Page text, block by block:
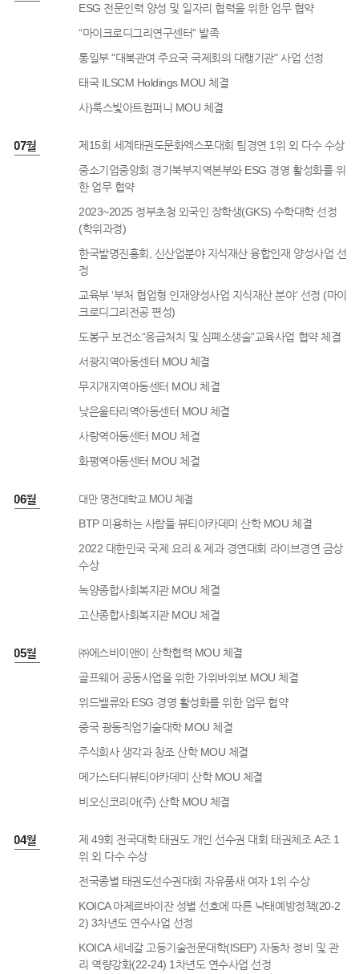
ESG 전문인력 양성 및 일자리 협력을 위한 업무 협약
“마이크로디그리연구센터” 발족
통일부 "대북관여 주요국 국제회의 대행기관" 사업 선정
태국 ILSCM Holdings MOU 체결
사)룩스빛아트컴퍼니 MOU 체결
07월
제15회 세계태권도문화엑스포대회 팀경연 1위 외 다수 수상
중소기업중앙회 경기북부지역본부와 ESG 경영 활성화를 위
한 업무 협약
2023~2025 정부초청 외국인 장학생(GKS) 수학대학 선정
(학위과정)
한국발명진흥회, 신산업분야 지식재산 융합인재 양성사업 선
정
교육부 ‘부처 협업형 인재양성사업 지식재산 분야’ 선정 (마이
크로디그리전공 편성)
도봉구 보건소“응급처치 및 심폐소생술”교육사업 협약 체결
서광지역아동센터 MOU 체결
무지개지역아동센터 MOU 체결
낮은울타리역아동센터 MOU 체결
사랑역아동센터 MOU 체결
화평역아동센터 MOU 체결
06월 대만 명전대학교 MOU 체결
BTP 미용하는 사람들 뷰티아카데미 산학 MOU 체결
2022 대한민국 국제 요리 & 제과 경연대회 라이브경연 금상
수상
녹양종합사회복지관 MOU 체결
고산종합사회복지관 MOU 체결
05월
㈜에스비이앤이 산학협력 MOU 체결
골프웨어 공동사업을 위한 가위바위보 MOU 체결
위드밸류와 ESG 경영 활성화를 위한 업무 협약
중국 광동직업기술대학 MOU 체결
주식회사 생각과 창조 산학 MOU 체결
메가스터디뷰티아카데미 산학 MOU 체결
비오신코리아(주) 산학 MOU 체결
04월
제 49회 전국대학 태권도 개인 선수권 대회 태권체조 A조 1
위 외 다수 수상
전국종별 태권도선수권대회 자유품새 여자 1위 수상
KOICA 아제르바이잔 성별 선호에 따른 낙태예방정책(20-2
2) 3차년도 연수사업 선정
KOICA 세네갈 고등기술전문대학(ISEP) 자동차 정비 및 관
리 역량강화(22-24) 1차년도 연수사업 선정